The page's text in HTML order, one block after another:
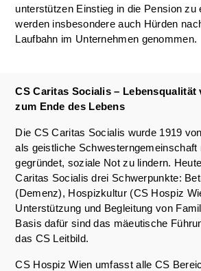
unterstützen Einstieg in die Pension zu
werden insbesondere auch Hürden
Laufbahn im Unternehmen genommen.
CS Caritas Socialis – Lebensqualität
zum Ende des Lebens
Die CS Caritas Socialis wurde 1919
als geistliche Schwesterngemeinschaft
gegründet, soziale Not zu lindern.
Caritas Socialis drei Schwerpunkte:
(Demenz), Hospizkultur (CS Hospiz
Unterstützung und Begleitung von
Basis dafür sind das mäeutische
das CS Leitbild.
CS Hospiz Wien umfasst alle CS